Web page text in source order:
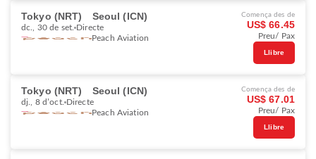
Tokyo (NRT) Seoul (ICN)
dc., 30 de set. Directe
Peach Aviation
Comença des de
US$ 66.45
Preu/ Pax
Llibre
Tokyo (NRT) Seoul (ICN)
dj., 8 d’oct. Directe
Peach Aviation
Comença des de
US$ 67.01
Preu/ Pax
Llibre